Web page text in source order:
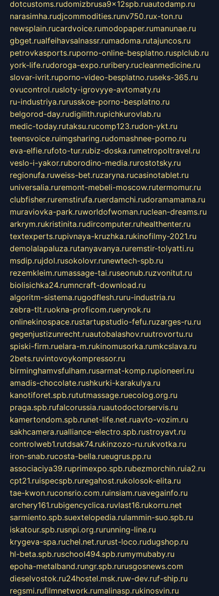
dotcustoms.rudomizbrusa9x12spb.ruautodamp.ru
narasimha.rudjcommodities.runv750.rux-ton.ru
newsplain.rucardvoice.rumodopaper.rumanunae.ru
gbget.rualfeihavsalnassr.rumadoma.rutajuncos.ru
petrovkasports.ruporno-online-besplatno.rusplclub.ru
york-life.rudoroga-expo.ruribery.rucleanmedicine.ru
slovar-ivrit.ruporno-video-besplatno.ruseks-365.ru
ovucontrol.rusloty-igrovyye-avtomaty.ru
ru-industriya.rurusskoe-porno-besplatno.ru
belgorod-day.rudigilith.rupichkurovlab.ru
medic-today.rutaksu.rucomp123.rudon-ykt.ru
teensvoice.ruimgsharing.rudomashnee-porno.ru
eva-elfie.rufoto-tur.rubiz-doska.rumetropoltravel.ru
veslo-i-yakor.ruborodino-media.rurostotsky.ru
regionufa.ruweiss-bet.ruzaryna.rucasinotablet.ru
universalia.ruremont-mebeli-moscow.rutermomur.ru
clubfisher.ruremstirufa.ruerdamchi.rudoramamama.ru
muraviovka-park.ruworldofwoman.ruclean-dreams.ru
arkrym.rukristinita.rudircomputer.ruhealthenter.ru
textexperts.rupivnaya-kruzhka.rukinofilmy-2021.ru
demolalapaluza.rutanyavanya.ruremstir-tolyatti.ru
msdip.rujdol.rusokolovr.runewtech-spb.ru
rezemkleim.rumassage-tai.ruseonub.ruzvonitut.ru
biolisichka24.rumncraft-download.ru
algoritm-sistema.rugodflesh.ruru-industria.ru
zebra-tlt.ruokna-proficom.ruerynok.ru
onlinekinospace.rustartupstudio-fefu.ruzarges-ru.ru
gegenjustizunrecht.ruautobalashov.ruutrovortu.ru
spiski-firm.ruelara-m.rukinomusorka.rumkcslava.ru
2bets.ruvintovoykompressor.ru
birminghamvsfulham.rusarmat-komp.rupioneeri.ru
amadis-chocolate.rushkurki-karakulya.ru
kanotiforet.spb.rututmassage.ruecolog.org.ru
praga.spb.rufalcorussia.ruautodoctorservis.ru
kamertondom.spb.runet-life.net.ruavto-vozim.ru
sakhcamera.rualliance-electro.spb.rustroyavt.ru
controlweb1.rutdsak74.rukinzozo-ru.rukvotka.ru
iron-snab.rucosta-bella.rueugrus.pp.ru
associaciya39.ruprimexpo.spb.rubezmorchin.ruia2.ru
cpt21.ruispecspb.ruregahost.rukolosok-elita.ru
tae-kwon.ruconsrio.com.ruinsiam.ruavegainfo.ru
archery161.rubigencyclica.ruvlast16.rukorru.net
sarmiento.spb.suextelopedia.rulammin-suo.spb.ru
iskatour.spb.rusnpi.org.rurunning-line.ru
krygeva-spa.ruchel.net.rurust-loco.rudugshop.ru
hl-beta.spb.ruschool494.spb.rumymubaby.ru
epoha-metalband.rungr.spb.rurusgosnews.com
dieselvostok.ru24hostel.msk.ruw-dev.ruf-ship.ru
regsmi.rufilmnetwork.rumalinasp.rukinosvin.ru